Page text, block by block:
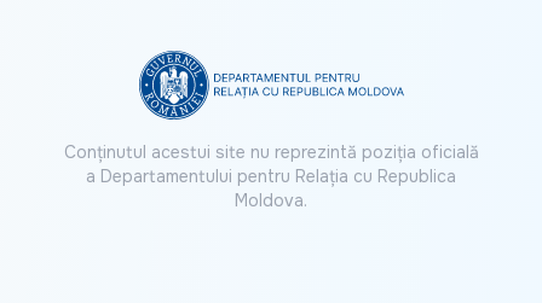
Conținutul acestui site nu reprezintă poziția oficială
a Departamentului pentru Relația cu Republica
Moldova.